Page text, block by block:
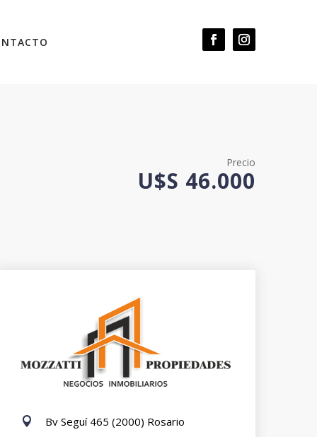
Precio
U$S 46.000
 Bv Seguí 465 (2000) Rosario